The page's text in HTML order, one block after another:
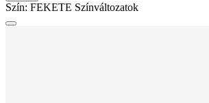
Szín: FEKETE Színváltozatok